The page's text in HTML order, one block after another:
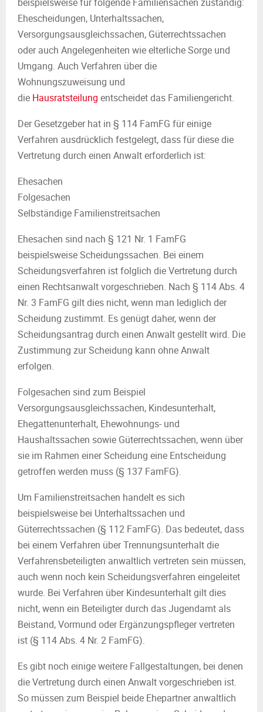
Ehescheidungen, Unterhaltssachen,
Versorgungsausgleichssachen, Güterrechtssachen
oder auch Angelegenheiten wie elterliche Sorge und
Umgang. Auch Verfahren über die
Wohnungszuweisung und
die Hausratsteilung entscheidet das Familiengericht.
Der Gesetzgeber hat in § 114 FamFG für einige
Verfahren ausdrücklich festgelegt, dass für diese die
Vertretung durch einen Anwalt erforderlich ist:
Ehesachen
Folgesachen
Selbständige Familienstreitsachen
Ehesachen sind nach § 121 Nr. 1 FamFG
beispielsweise Scheidungssachen. Bei einem
Scheidungsverfahren ist folglich die Vertretung durch
einen Rechtsanwalt vorgeschrieben. Nach § 114 Abs. 4
Nr. 3 FamFG gilt dies nicht, wenn man lediglich der
Scheidung zustimmt. Es genügt daher, wenn der
Scheidungsantrag durch einen Anwalt gestellt wird. Die
Zustimmung zur Scheidung kann ohne Anwalt
erfolgen.
Folgesachen sind zum Beispiel
Versorgungsausgleichssachen, Kindesunterhalt,
Ehegattenunterhalt, Ehewohnungs- und
Haushaltssachen sowie Güterrechtssachen, wenn über
sie im Rahmen einer Scheidung eine Entscheidung
getroffen werden muss (§ 137 FamFG).
Um Familienstreitsachen handelt es sich
beispielsweise bei Unterhaltssachen und
Güterrechtssachen (§ 112 FamFG). Das bedeutet, dass
bei einem Verfahren über Trennungsunterhalt die
Verfahrensbeteiligten anwaltlich vertreten sein müssen,
auch wenn noch kein Scheidungsverfahren eingeleitet
wurde. Bei Verfahren über Kindesunterhalt gilt dies
nicht, wenn ein Beteiligter durch das Jugendamt als
Beistand, Vormund oder Ergänzungspfleger vertreten
ist (§ 114 Abs. 4 Nr. 2 FamFG).
Es gibt noch einige weitere Fallgestaltungen, bei denen
die Vertretung durch einen Anwalt vorgeschrieben ist.
So müssen zum Beispiel beide Ehepartner anwaltlich